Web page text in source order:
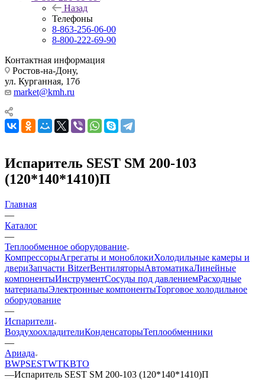
Назад
Телефоны
8-863-256-06-00
8-800-222-69-90
Контактная информация
Ростов-на-Дону,
ул. Курганная, 17б
market@kmh.ru
Испаритель SEST SM 200-103
(120*140*1410)П
Главная
—
Каталог
—
Теплообменное оборудование
КомпрессорыАгрегаты и моноблокиХолодильные камеры и
двериЗапчасти BitzerВентиляторыАвтоматикаЛинейные
компонентыИнструментСосуды под давлениемРасходные
материалыЭлектронные компонентыТорговое холодильное
оборудование
—
Испарители
ВоздухоохладителиКонденсаторыТеплообменники
—
Ариада
BWPSESTWTKВТО
—Испаритель SEST SM 200-103 (120*140*1410)П